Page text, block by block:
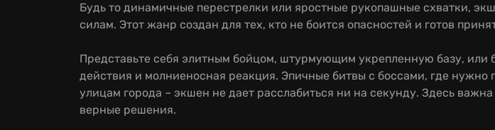
Будь то динамичные перестрелки или яростные рукопашные схватки,
силам. Этот жанр создан для тех, кто не боится опасностей и готов
Представьте себя элитным бойцом, штурмующим укрепленную базу,
действия и молниеносная реакция. Эпичные битвы с боссами, где нужно
улицам города – экшен не дает расслабиться ни на секунду. Здесь
верные решения.